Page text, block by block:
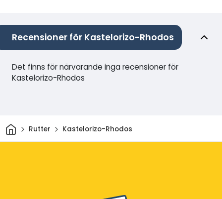
Recensioner för Kastelorizo-Rhodos
Det finns för närvarande inga recensioner för
Kastelorizo-Rhodos
HemRutter Kastelorizo-Rhodos